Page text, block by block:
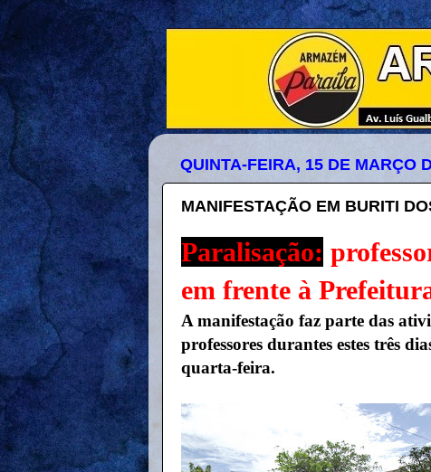
QUINTA-FEIRA, 15 DE MARÇO
MANIFESTAÇÃO EM BURITI
Paralisação:
em frente à
A manifestação faz parte das
professores durantes estes três
quarta-feira.